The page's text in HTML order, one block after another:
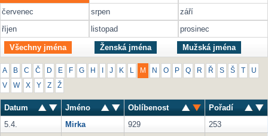
červenec
srpen
září
říjen
listopad prosinec
Všechny jména Ženská jména Mužská jména
A B C Č D E F G H J K M N O P Q R Ř S Š U
V W X Y Z Ž
Datum Jméno Oblíbenost
Pořadí
5.4.
Mirka 929
253